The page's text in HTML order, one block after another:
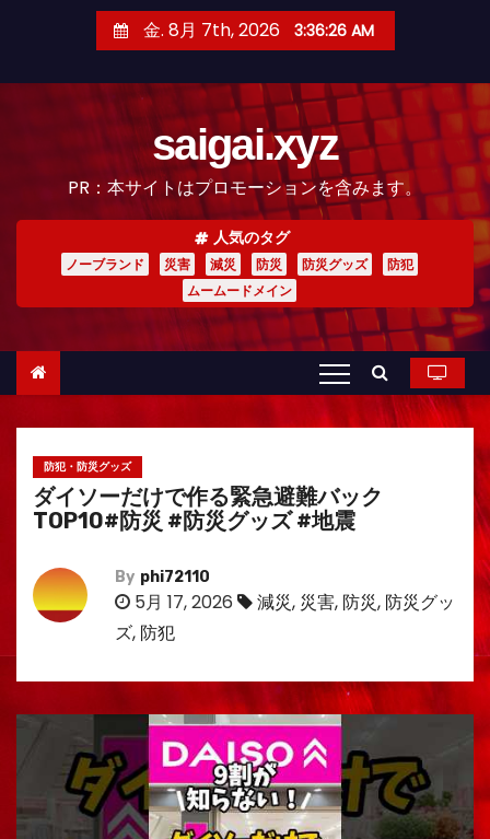
金. 8月 7th, 2026 3:36:28 AM
saigai.xyz
PR：本サイトはプロモーションを含みます。
人気のタグ
ノーブランド 災害 減災 防災 防災グッズ
防犯
ムームードメイン
防犯・防災グッズ
ダイソーだけで作る緊急避難バック
TOP10#防災 #防災グッズ #地震
By phi72110
5月 17, 2026 減災, 災害, 防災, 防災グッ
ズ, 防犯